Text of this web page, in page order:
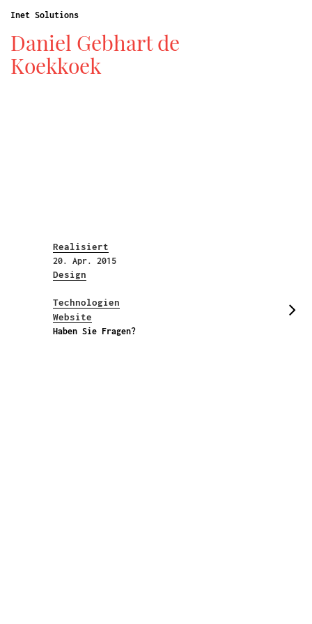
Inet Solutions
Daniel Gebhart de
Koekkoek
Realisiert
20. Apr. 2015
Design
Technologien
Website
Haben Sie Fragen?